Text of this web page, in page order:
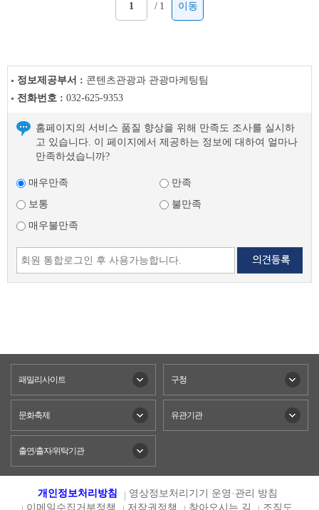
/ 1 이동
정보제공부서 : 콘텐츠관광과 관광마케팅팀
전화번호 : 032-625-9353
홈페이지의 서비스 품질 향상을 위해 만족도 조사를 실시하
고 있습니다. 이 페이지에서 제공하는 정보에 대하여 얼마나
만족하셨습니까?
매우만족
만족
보통
불만족
매우불만족
패밀리사이트 구청
문화축제 유관기관
출연/출자/위탁기관
개인정보처리방침
영상정보처리기기 운영·관리 방침
이메일수집거부정책
저작권정책 찾아오시는 길 조직도